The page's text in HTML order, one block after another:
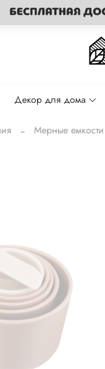
Декор для дома
Мерные емкости